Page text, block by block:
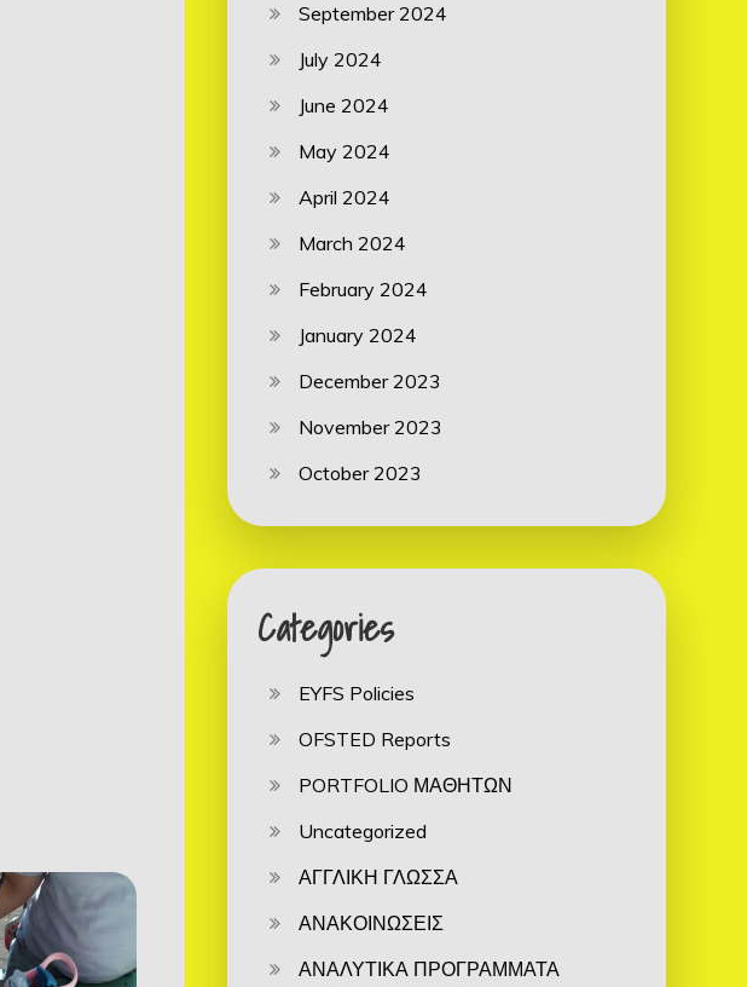
September 2024
July 2024
June 2024
May 2024
April 2024
March 2024
February 2024
January 2024
December 2023
November 2023
October 2023
Categories
EYFS Policies
OFSTED Reports
PORTFOLIO ΜΑΘΗΤΩΝ
Uncategorized
ΑΓΓΛΙΚΗ ΓΛΩΣΣΑ
ΑΝΑΚΟΙΝΩΣΕΙΣ
ΑΝΑΛΥΤΙΚΑ ΠΡΟΓΡΑΜΜΑΤΑ